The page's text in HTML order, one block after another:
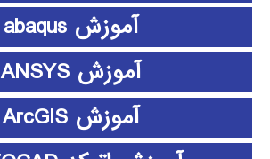
آموزش abaqus
آموزش ANSYS
آموزش ArcGIS